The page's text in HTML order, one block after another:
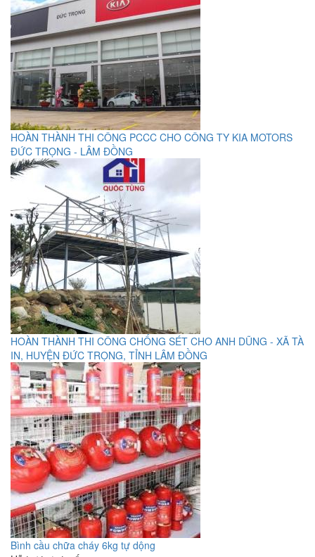
HOÀN THÀNH THI CÔNG PCCC CHO CÔNG TY KIA MOTORS
ĐỨC TRỌNG - LÂM ĐỒNG
HOÀN THÀNH THI CÔNG CHỐNG SÉT CHO ANH DŨNG - XÃ TÀ
IN, HUYỆN ĐỨC TRỌNG, TỈNH LÂM ĐỒNG
Bình cầu chữa cháy 6kg tự dộng